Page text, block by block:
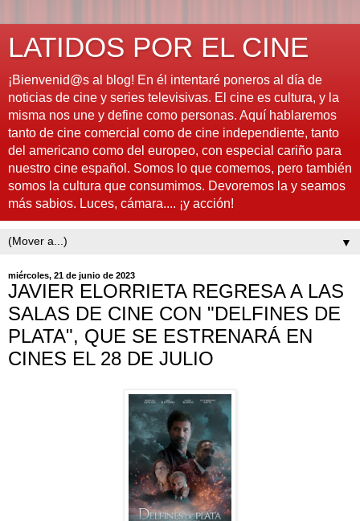
LATIDOS POR EL CINE
¡Bienvenid@s al blog! En él intentaré poneros al día de
noticias de cine y series televisivas. El cine es cultura, y la
misma nos une y define como personas. Aquí hablaremos
tanto de cine comercial como de cine independiente, tanto
del americano como del europeo, con especial cariño para
nuestro cine español. Somos lo que comemos, pero también
somos la cultura que consumimos. Devoremos la y seamos
más sabios. Luces, cámara.... ¡y acción!
▼
miércoles, 21 de junio de 2023
JAVIER ELORRIETA REGRESA A LAS
SALAS DE CINE CON "DELFINES DE
PLATA", QUE SE ESTRENARÁ EN
CINES EL 28 DE JULIO